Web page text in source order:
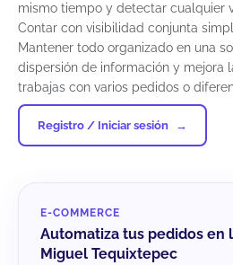
mismo tiempo y detectar cualquier
Contar con visibilidad conjunta
Mantener todo organizado en una
dispersión de información y mejora
trabajas con varios pedidos o
Registro / Iniciar sesión
E-COMMERCE
Automatiza tus pedidos en
Miguel Tequixtepec